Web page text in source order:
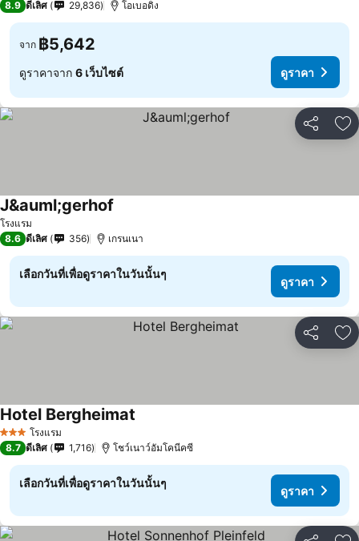
8.9 ดีเลิศ 29,836 โอเบอดิง
จาก ฿5,642
ดูราคาจาก 6 เว็บไซต์ ดูราคา
แชร์ เ
โรงแรม
J&auml;gerhof
8.6 ดีเลิศ 356 เกรนเนา
เลือกวันที่เพื่อดูราคาในวันนั้นๆ
ดูราคา
แชร์ เ
3 ดาว โรงแรม
Hotel Bergheimat
8.7 ดีเลิศ 1,716 โชว์เนาว์อัมโคนีคซี
เลือกวันที่เพื่อดูราคาในวันนั้นๆ
ดูราคา